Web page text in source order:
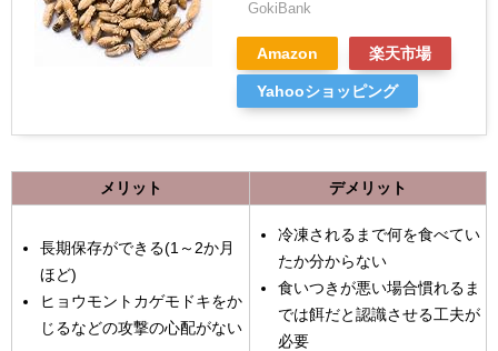
GokiBank
Amazon 楽天市場
Yahooショッピング
メリット デメリット
長期保存ができる(1～2か月
ほど)
ヒョウモントカゲモドキをか
じるなどの攻撃の心配がない
冷凍されるまで何を食べてい
たか分からない
食いつきが悪い場合慣れるま
では餌だと認識させる工夫が
必要